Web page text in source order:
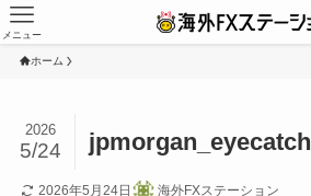
メニュー
ホーム
jpmorgan_eyecatch
2026
5/24
2026年5月24日 海外FXステーション